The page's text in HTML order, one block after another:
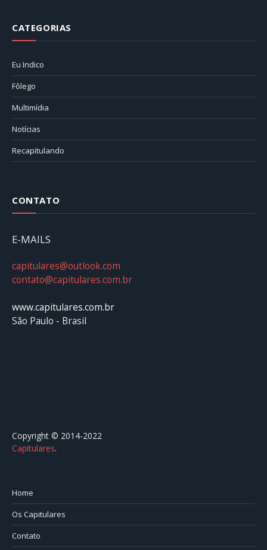
CATEGORIAS
Eu Indico
Fôlego
Multimídia
Notícias
Recapitulando
CONTATO
E-MAILS
capitulares@outlook.com
contato@capitulares.com.br
www.capitulares.com.br
São Paulo - Brasil
Copyright © 2014-2022
Capitulares.⠀⠀⠀⠀⠀⠀⠀⠀⠀⠀⠀⠀⠀⠀⠀⠀⠀⠀⠀⠀⠀⠀⠀⠀⠀⠀⠀
Home
Os Capitulares
Contato